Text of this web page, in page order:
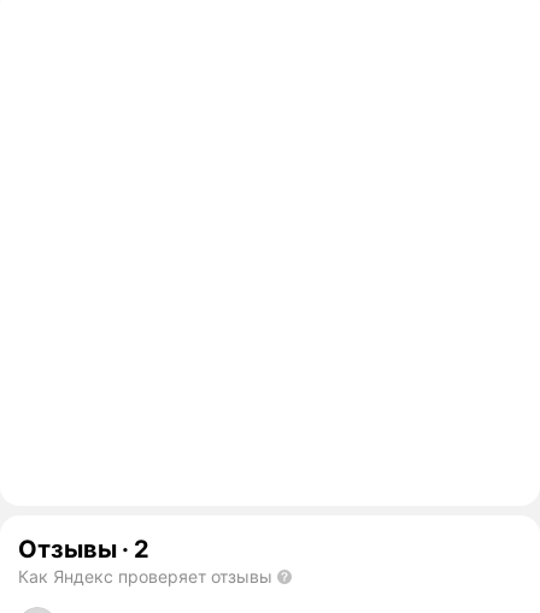
Отзывы · 2
Как Яндекс проверяет отзывы